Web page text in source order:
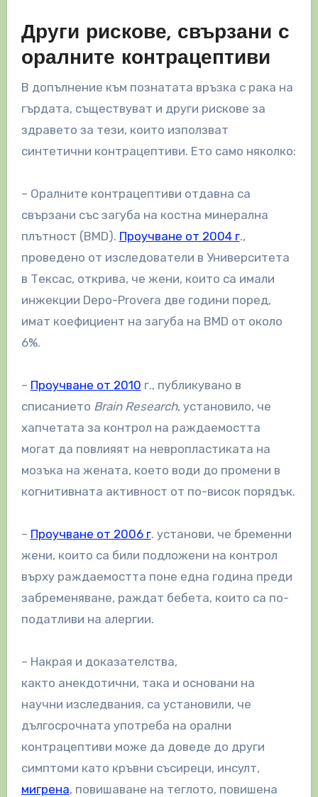
Други рискове, свързани с
оралните контрацептиви
В допълнение към познатата връзка с рака на
гърдата, съществуват и други рискове за
здравето за тези, които използват
синтетични контрацептиви. Ето само няколко:
– Оралните контрацептиви отдавна са
свързани със загуба на костна минерална
плътност (BMD). Проучване от 2004 г.,
проведено от изследователи в Университета
в Тексас, открива, че жени, които са имали
инжекции Depo-Provera две години поред,
имат коефициент на загуба на BMD от около
6%.
– Проучване от 2010 г., публикувано в
списанието Brain Research, установило, че
хапчетата за контрол на раждаемостта
могат да повлияят на невропластиката на
мозъка на жената, което води до промени в
когнитивната активност от по-висок порядък.
– Проучване от 2006 г. установи, че бременни
жени, които са били подложени на контрол
върху раждаемостта поне една година преди
забременяване, раждат бебета, които са по-
податливи на алергии.
– Накрая и доказателства,
както анекдотични, така и основани на
научни изследвания, са установили, че
дългосрочната употреба на орални
контрацептиви може да доведе до други
симптоми като кръвни съсиреци, инсулт,
мигрена, повишаване на теглото, повишена